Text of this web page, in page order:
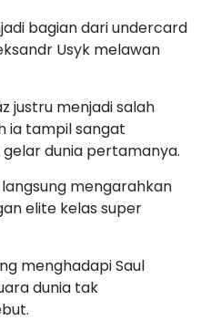
bagian dari undercard
Usyk melawan
justru menjadi salah
ia tampil sangat
dunia pertamanya.
langsung mengarahkan
elite kelas super
menghadapi Saul
dunia tak